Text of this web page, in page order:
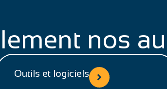
nos
Outils et logiciels